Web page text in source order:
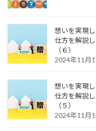
想いを実現
仕方を解説
（６）
2024年11月
想いを実現
仕方を解説
（５）
2024年11月